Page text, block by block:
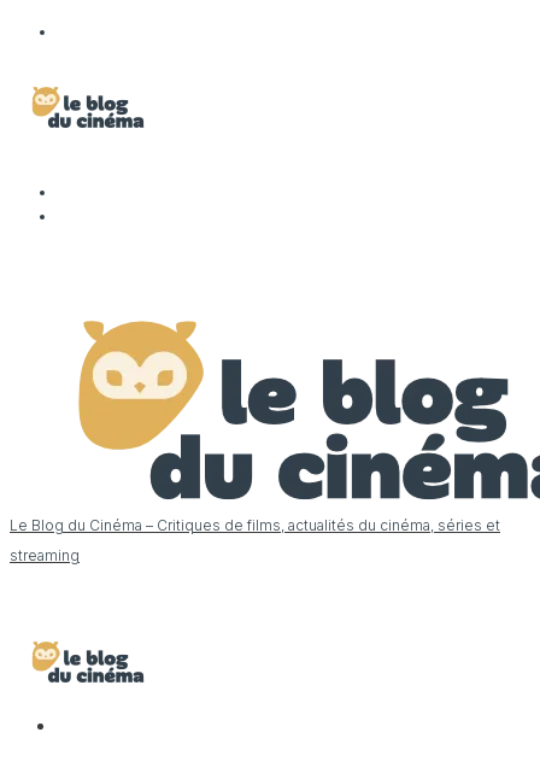
Le Blog du Cinéma – Critiques de films, actualités du cinéma, séries et
streaming